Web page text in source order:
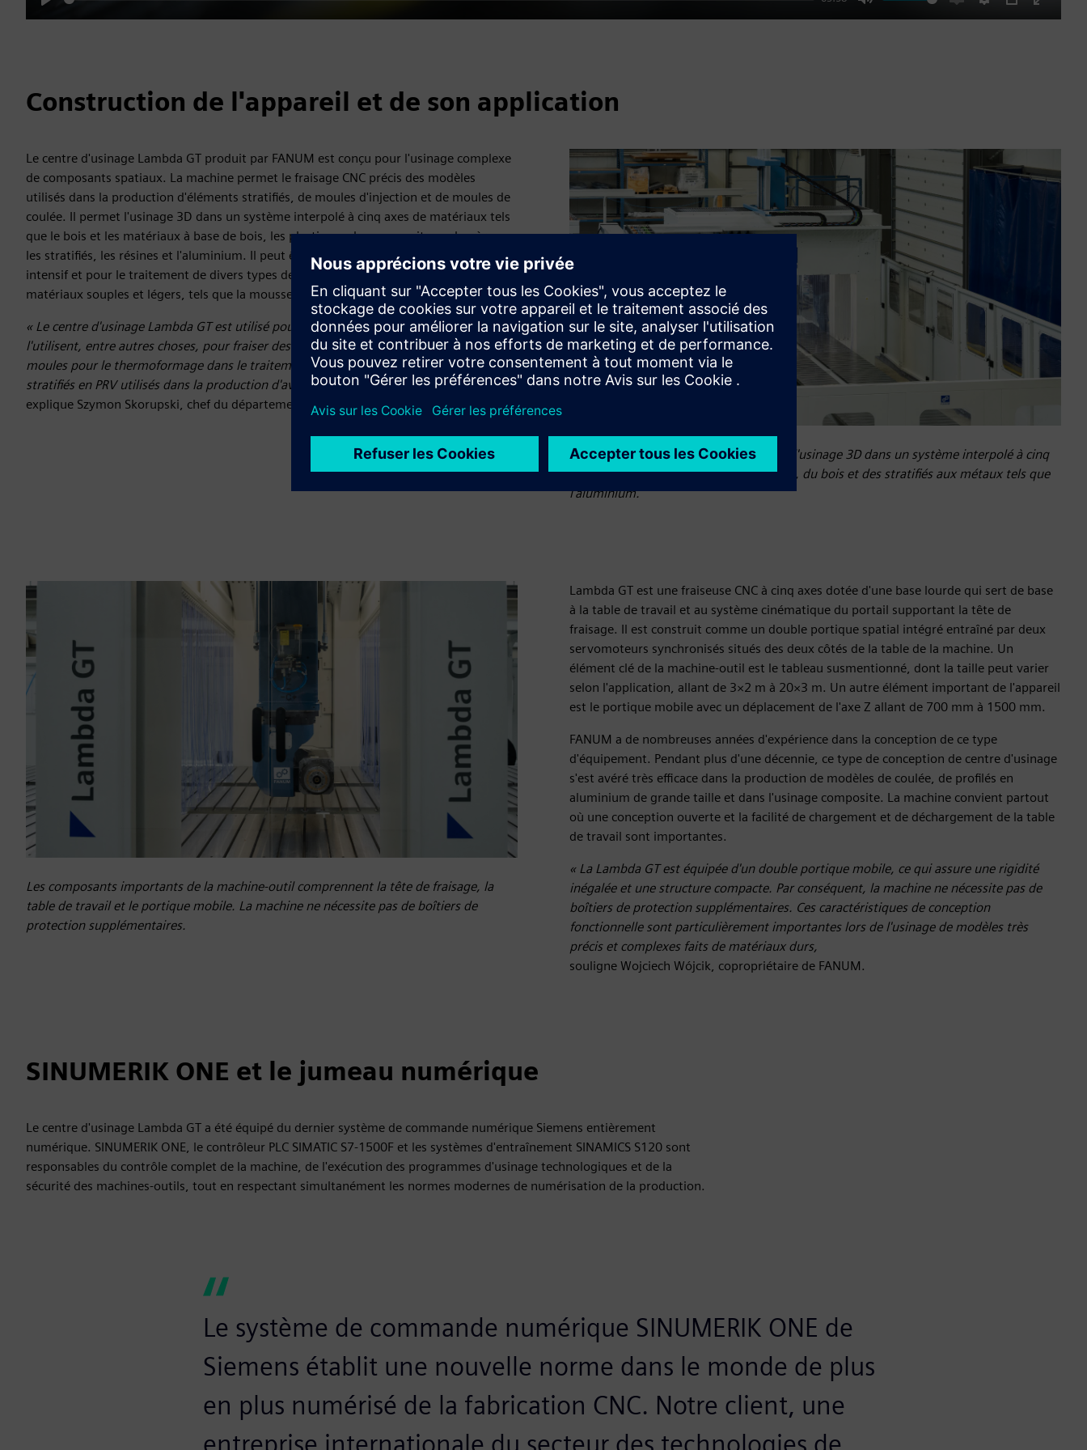
Play Mute
EnableSettings
PIP
Enter
Construction de l'appareil et de son application
Le centre d'usinage Lambda GT produit par FANUM est conçu pour l'usinage complexe
de composants spatiaux. La machine permet le fraisage CNC précis des modèles
utilisés dans la production d'éléments stratifiés, de moules d'injection et de moules de
coulée. Il permet l'usinage 3D dans un système interpolé à cinq axes de matériaux tels
que le bois et les matériaux à base de bois, les plastiques, les composites polymères,
les stratifiés, les résines et l'aluminium. Il peut être utilisé à la fois pour l'usinage
intensif et pour le traitement de divers types de moules et modèles 3D faits de
matériaux souples et légers, tels que la mousse de polyuréthane ou le polystyrène.
« Le centre d'usinage Lambda GT est utilisé pour le fraisage CNC précis. Nos clients
l'utilisent, entre autres choses, pour fraiser des modèles de coulée 3D, fabriquer des
moules pour le thermoformage dans le traitement des plastiques et travailler avec des
stratifiés en PRV utilisés dans la production d'avions, de voitures et de bateaux,
explique Szymon Skorupski, chef du département des ventes chez FANUM.
Le centre d'usinage Lambda GT permet l'usinage 3D dans un système interpolé à cinq
axes sur une large gamme de matériaux, du bois et des stratifiés aux métaux tels que
l'aluminium.
Les composants importants de la machine-outil comprennent la tête de fraisage, la
table de travail et le portique mobile. La machine ne nécessite pas de boîtiers de
protection supplémentaires.
Lambda GT est une fraiseuse CNC à cinq axes dotée d'une base lourde qui sert de base
à la table de travail et au système cinématique du portail supportant la tête de
fraisage. Il est construit comme un double portique spatial intégré entraîné par deux
servomoteurs synchronisés situés des deux côtés de la table de la machine. Un
élément clé de la machine-outil est le tableau susmentionné, dont la taille peut varier
selon l'application, allant de 3×2 m à 20×3 m. Un autre élément important de l'appareil
est le portique mobile avec un déplacement de l'axe Z allant de 700 mm à 1500 mm.
FANUM a de nombreuses années d'expérience dans la conception de ce type
d'équipement. Pendant plus d'une décennie, ce type de conception de centre d'usinage
s'est avéré très efficace dans la production de modèles de coulée, de profilés en
aluminium de grande taille et dans l'usinage composite. La machine convient partout
où une conception ouverte et la facilité de chargement et de déchargement de la table
de travail sont importantes.
« La Lambda GT est équipée d'un double portique mobile, ce qui assure une rigidité
inégalée et une structure compacte. Par conséquent, la machine ne nécessite pas de
boîtiers de protection supplémentaires. Ces caractéristiques de conception
fonctionnelle sont particulièrement importantes lors de l'usinage de modèles très
précis et complexes faits de matériaux durs,
souligne Wojciech Wójcik, copropriétaire de FANUM.
SINUMERIK ONE et le jumeau numérique
Le centre d'usinage Lambda GT a été équipé du dernier système de commande numérique Siemens entièrement
numérique. SINUMERIK ONE, le contrôleur PLC SIMATIC S7-1500F et les systèmes d'entraînement SINAMICS S120 sont
responsables du contrôle complet de la machine, de l'exécution des programmes d'usinage technologiques et de la
sécurité des machines-outils, tout en respectant simultanément les normes modernes de numérisation de la production.
Le système de commande numérique SINUMERIK ONE de
Siemens établit une nouvelle norme dans le monde de plus
en plus numérisé de la fabrication CNC. Notre client, une